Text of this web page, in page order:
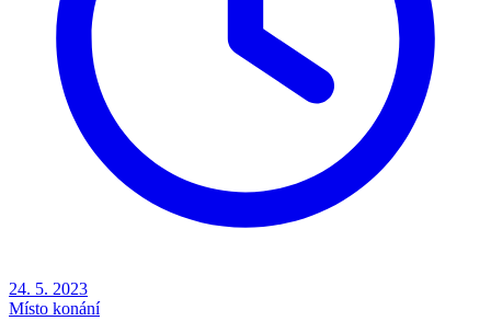
24. 5. 2023
Místo konání